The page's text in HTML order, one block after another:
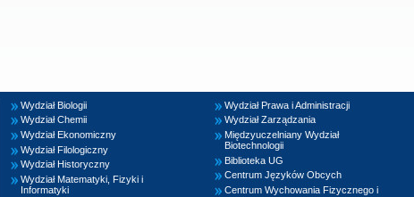
Wydział Biologii
Wydział Chemii
Wydział Ekonomiczny
Wydział Filologiczny
Wydział Historyczny
Wydział Matematyki, Fizyki i
Informatyki
Wydział Prawa i Administracji
Wydział Zarządzania
Międzyuczelniany Wydział
Biotechnologii
Biblioteka UG
Centrum Języków Obcych
Centrum Wychowania Fizycznego i